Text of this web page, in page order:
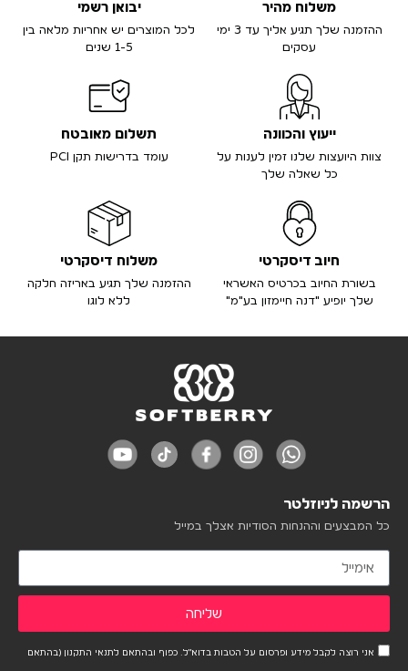
משלוח מהיר
ההזמנה שלך תגיע אליך עד 3 ימי
עסקים
יבואן רשמי
לכל המוצרים יש אחריות מלאה בין
1-5 שנים
ייעוץ והכוונה
צוות היועצות שלנו זמין לענות על
כל שאלה שלך
תשלום מאובטח
עומד בדרישות תקן PCI
חיוב דיסקרטי
בשורת החיוב בכרטיס האשראי
שלך יופיע "דנה חיימזון בע"מ"
משלוח דיסקרטי
ההזמנה שלך תגיע באריזה חלקה
ללא לוגו
הרשמה לניוזלטר
כל המבצעים וההנחות הסודיות אצלך במייל
אני רוצה לקבל מידע ופרסום על הטבות בדוא"ל. כפוף ובהתאם לתנאי התקנון (בהתאם
שליחה